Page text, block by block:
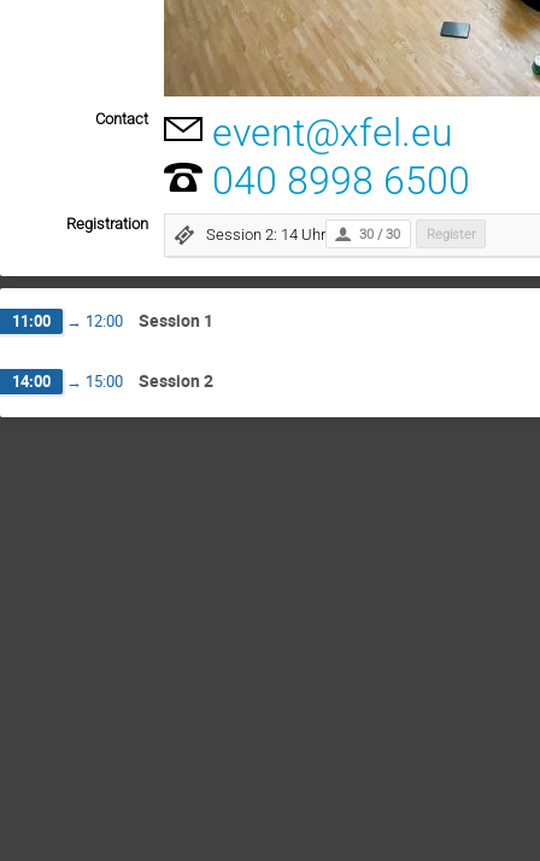
Contact
event@xfel.eu
040 8998 6500
Registration
Session 2: 14 Uhr 30 / 30 Register
11:00 → 12:00 Session 1
14:00 → 15:00 Session 2